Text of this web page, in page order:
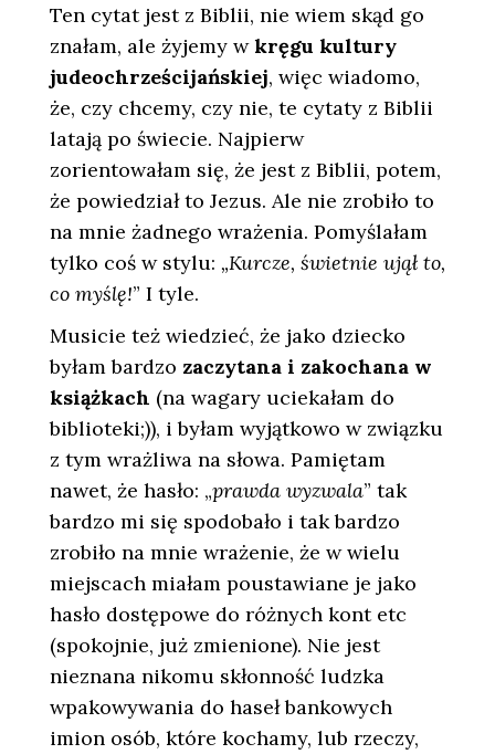
Ten cytat jest z Biblii, nie wiem skąd go
znałam, ale żyjemy wkręgu kultury
judeochrześcijańskiej, więc wiadomo,
że, czy chcemy, czy nie, te cytaty z Biblii
latają po świecie. Najpierw
zorientowałam się, że jest z Biblii, potem,
że powiedział to Jezus. Ale nie zrobiło to
na mnie żadnego wrażenia. Pomyślałam
tylko coś w stylu: „Kurcze, świetnie ujął to,
co myślę!” I tyle.
Musicie też wiedzieć, że jako dziecko
byłam bardzo zaczytana i zakochana w
książkach (na wagary uciekałam do
biblioteki;)), i byłam wyjątkowo w związku
z tym wrażliwa na słowa. Pamiętam
nawet, że hasło: „prawda wyzwala” tak
bardzo mi się spodobało i tak bardzo
zrobiło na mnie wrażenie, że w wielu
miejscach miałam poustawiane je jako
hasło dostępowe do różnych kont etc
(spokojnie, już zmienione). Nie jest
nieznana nikomu skłonność ludzka
wpakowywania do haseł bankowych
imion osób, które kochamy, lub rzeczy,